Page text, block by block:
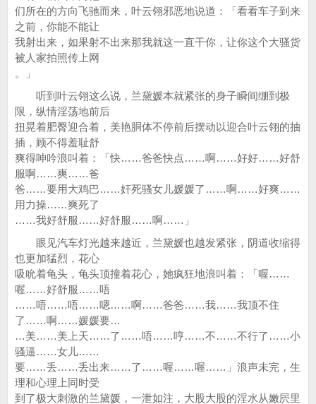
们所在的方向飞驰而来，叶云翎邪恶地说道：「看看车子到来
之前，你能不能让
我射出来，如果射不出来那我就这一直干你，让你这个大骚货
被人家拍照传上网
。」
听到叶云翎这么说，兰黛媛本就紧张的身子瞬间绷到极
限，纵情淫荡地前后
扭晃着肥臀迎合着，美艳胴体不停前后摆动以迎合叶云翎的抽
插，顾不得羞耻舒
爽得呻吟浪叫着：「快……爸爸快点……啊……好好……好舒
服啊……爽……爸
爸……要用大鸡巴……奸死骚女儿媛媛了……啊……好爽……
用力操……爽死了
……我好舒服……好舒服……啊……」
眼见汽车灯光越来越近，兰黛媛也越发紧张，阴道收缩得
也更加猛烈，花心
吸吮着龟头，龟头顶撞着花心，她疯狂地浪叫着：「喔……
喔……好舒服……唔
……唔……唔……嗯……啊……爸爸……我……我顶不住
了……啊……媛媛要…
…美……美上天……了……唔……哼……不……不行了……小
骚逼……女儿……
要……丢……丢出来……了……喔……喔……」浪声未完，生
理和心理上同时受
到了极大刺激的兰黛媛，一泄如注，大股大股的淫水从嫩屄里